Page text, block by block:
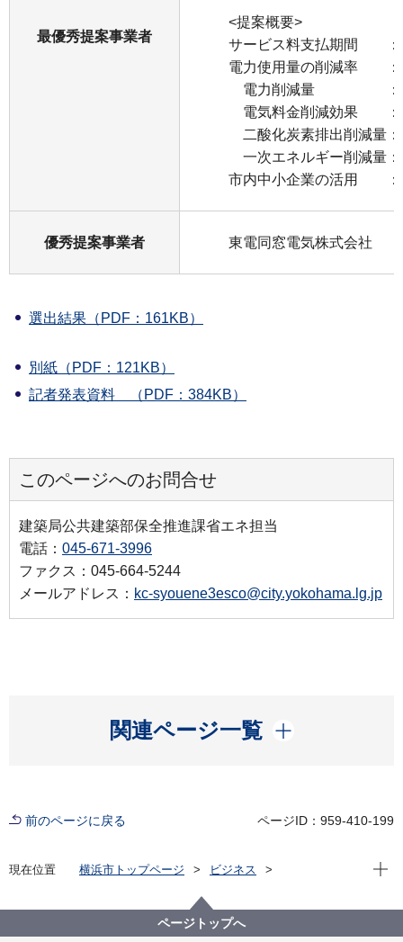
最優秀提案事業者
<提案概要>
サービス料支払期間 ：
電力使用量の削減率 ：
電力削減量 ：約
電気料金削減効果 ：約
二酸化炭素排出削減量：
一次エネルギー削減量：
市内中小企業の活用 ：
優秀提案事業者 東電同窓電気株式会社
選出結果（PDF：161KB）
別紙（PDF：121KB）
記者発表資料 （PDF：384KB）
このページへのお問合せ
建築局公共建築部保全推進課省エネ担当
電話： 045-671-3996
ファクス：045-664-5244
メールアドレス： kc-syouene3esco@city.yokohama.lg.jp
関連ページ一覧
開く
前のページに戻る ページID：959-410-199
現在位置 横浜市トップページ
ビジネス
公共建築物の脱炭素化の取組
ESCO事業実施施設
図書館等LED化ESCO事業
現在
ページトップへ